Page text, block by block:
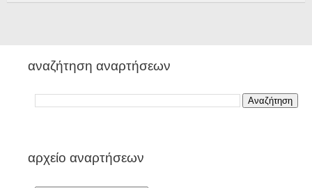
αναζήτηση αναρτήσεων
αρχείο αναρτήσεων